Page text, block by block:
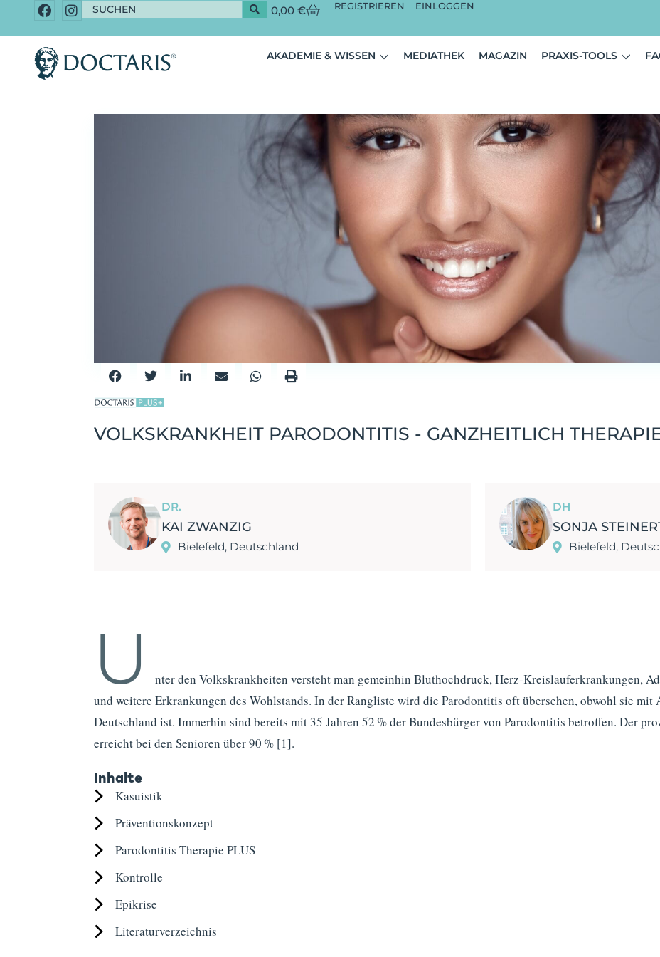
0,00€ REGISTRIEREN EINLOGGEN
AKADEMIE & WISSEN MEDIATHEK MAGAZIN PRAXIS-TOOLS
VOLKSKRANKHEIT PARODONTITIS - GANZHEITLICH
DR.
KAI ZWANZIG
Bielefeld, Deutschland
DH
SONJA
Bielefeld,
U
nter den Volkskrankheiten versteht man gemeinhin Bluthochdruck, Herz-Kreislauferkrankungen,
und weitere Erkrankungen des Wohlstands. In der Rangliste wird die Parodontitis oft übersehen, obwohl sie
Deutschland ist. Immerhin sind bereits mit 35 Jahren 52 % der Bundesbürger von Parodontitis betroffen. Der
erreicht bei den Senioren über 90 % [1].
Inhalte
Kasuistik
Präventionskonzept
Parodontitis Therapie PLUS
Kontrolle
Epikrise
Literatur­verzeichnis